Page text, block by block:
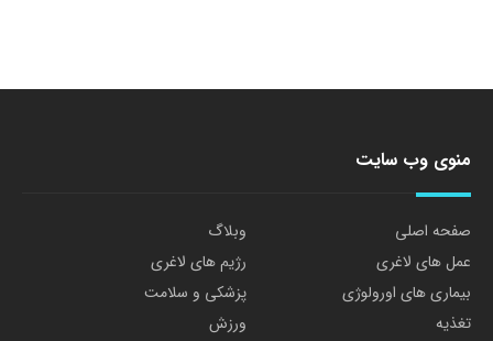
منوی وب سایت
صفحه اصلی
وبلاگ
عمل های لاغری
رژیم های لاغری
بیماری های اورولوژی
پزشکی و سلامت
تغذیه
ورزش